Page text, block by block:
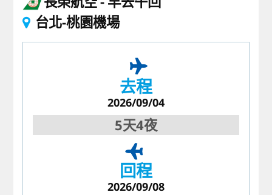
台北-桃園機場
去程
2026/09/04
5天4夜
回程
2026/09/08